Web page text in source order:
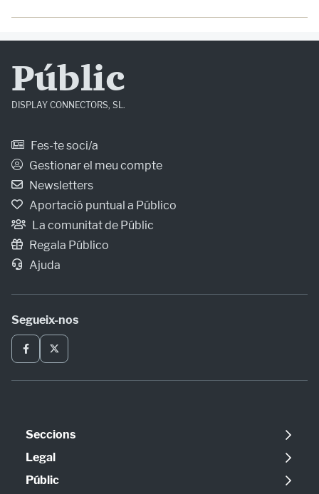
Públic
DISPLAY CONNECTORS, SL.
Fes-te soci/a
Gestionar el meu compte
Newsletters
Aportació puntual a Público
La comunitat de Públic
Regala Público
Ajuda
Segueix-nos
Seccions
Política
Opinió
Legal
Avís legal
Públic